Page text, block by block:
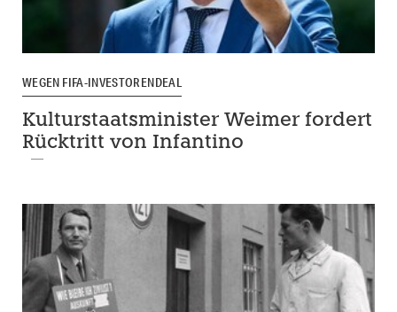
WEGEN FIFA-INVESTORENDEAL
Kulturstaatsminister Weimer fordert
Rücktritt von Infantino